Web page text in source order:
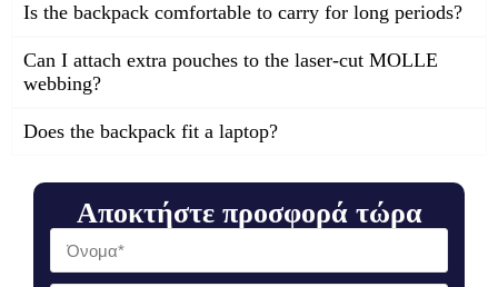
Αποκτήστε προσφορά τώρα
Is the backpack comfortable to carry for long periods?
Can I attach extra pouches to the laser-cut MOLLE
webbing?
Does the backpack fit a laptop?